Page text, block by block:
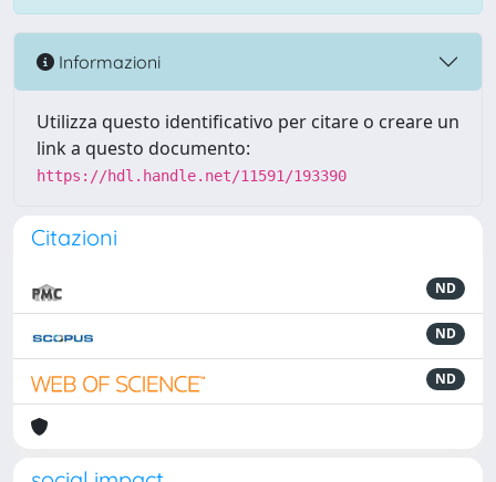
Informazioni
Utilizza questo identificativo per citare o creare un
link a questo documento:
https://hdl.handle.net/11591/193390
Citazioni
ND
ND
ND